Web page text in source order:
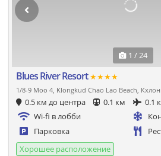
1 / 24
Blues River Resort★★★★
1/8-9 Moo 4, Klongkud Chao Lao Beach,
0.5 км до центра 0.1 км
0.1
Wi-fi в лобби
Парковка
Хорошее расположение